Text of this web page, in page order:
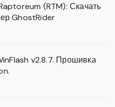
(RTM): Скачать
GhostRider
v2.8.7. Прошивка